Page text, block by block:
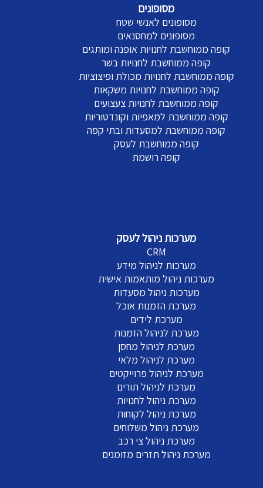
מסופונים
מסופונים לאנשי שטח
מסופונים למחסנאים
קופה ממוחשבת לחנויות אופנה ומותגים
קופה ממוחשבת לחנויות בשר
קופה ממוחשבת לחנויות מכולת ופיצוציות
קופה ממוחשבת לחנויות משקאות
קופה ממוחשבת לחנויות צעצועים
קופה ממוחשבת למאפיות וקונדטוריות
קופה ממוחשבת למסעדות ובתי קפה
קופה ממוחשבת לעסק
קופה רושמת
מערכות ניהול לעסק
CRM
מערכות לניהול מידע
מערכות ניהול מותאמות אישית
מערכות ניהול מסעדות
מערכת הזמנות אוכל
מערכת לידים
מערכת לניהול הזמנות
מערכת לניהול מחסן
מערכת לניהול מלאי
מערכת לניהול פרוייקטים
מערכת לניהול תורים
מערכת ניהול לחנויות
מערכת ניהול לקוחות
מערכת ניהול משלוחים
מערכת ניהול צי רכב
מערכת ניהול תזרים מזומנים